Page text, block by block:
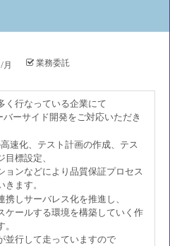
/月 業務委託
く行なっている企業にて
バーサイド開発をご対応いただき
高速化、テスト計画の作成、テス
目標設定、
ョンなどにより品質保証プロセス
ます。
携しサーバレス化を推進し、
ケールする環境を構築していく作
並行して走っていますので